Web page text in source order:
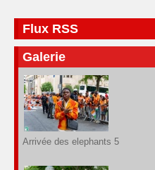
Flux RSS
Galerie
Arrivée des elephants 5